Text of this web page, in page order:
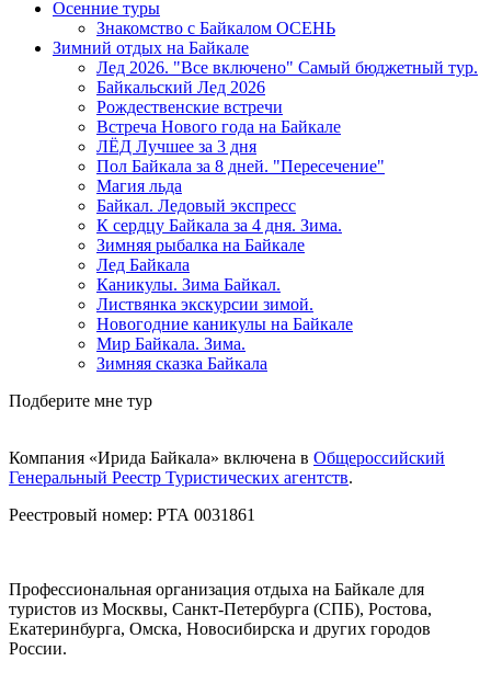
Осенние туры
Знакомство с Байкалом ОСЕНЬ
Зимний отдых на Байкале
Лед 2026. "Все включено" Самый бюджетный тур.
Байкальский Лед 2026
Рождественские встречи
Встреча Нового года на Байкале
ЛЁД Лучшее за 3 дня
Пол Байкала за 8 дней. "Пересечение"
Магия льда
Байкал. Ледовый экспресс
К сердцу Байкала за 4 дня. Зима.
Зимняя рыбалка на Байкале
Лед Байкала
Каникулы. Зима Байкал.
Листвянка экскурсии зимой.
Новогодние каникулы на Байкале
Мир Байкала. Зима.
Зимняя сказка Байкала
Подберите мне тур
Компания «Ирида Байкала» включена в Общероссийский
Генеральный Реестр Туристических агентств.
Реестровый номер: РТА 0031861
Профессиональная организация отдыха на Байкале для
туристов из Москвы, Санкт-Петербурга (СПБ), Ростова,
Екатеринбурга, Омска, Новосибирска и других городов
России.